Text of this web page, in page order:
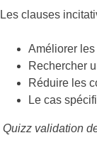
Les clauses
Améliorer les
Rechercher
Réduire les
Le cas
Quizz validation